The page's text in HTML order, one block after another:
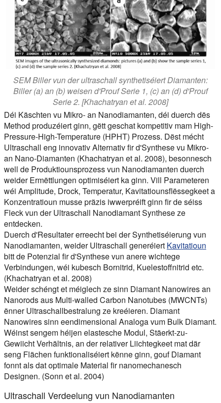
SEM Biller vun der ultraschall synthetiséiert Diamanten:
Biller (a) an (b) weisen d'Prouf Serie 1, (c) an (d) d'Prouf
Serie 2. [Khachatryan et al. 2008]
Déi Käschten vu Mikro- an Nanodiamanten, déi duerch dës
Method produzéiert ginn, gëtt geschat kompetitiv mam High-
Pressure-High-Temperature (HPHT) Prozess. Dëst mécht
Ultraschall eng innovativ Alternativ fir d'Synthese vu Mikro-
an Nano-Diamanten (Khachatryan et al. 2008), besonnesch
well de Produktiounsprozess vun Nanodiamanten duerch
weider Ermëttlungen optimiséiert ka ginn. Vill Parameteren
wéi Amplitude, Drock, Temperatur, Kavitatiounsflëssegkeet a
Konzentratioun musse präzis iwwerpréift ginn fir de séiss
Fleck vun der Ultraschall Nanodiamant Synthese ze
entdecken.
Duerch d'Resultater erreecht bei der Synthetiséierung vun
Nanodiamanten, weider Ultraschall generéiert Kavitatioun
bitt de Potenzial fir d'Synthese vun anere wichtege
Verbindungen, wéi kubesch Bornitrid, Kuelestoffnitrid etc.
(Khachatryan et al. 2008)
Weider schéngt et méiglech ze sinn Diamant Nanowires an
Nanorods aus Multi-walled Carbon Nanotubes (MWCNTs)
ënner Ultraschallbestralung ze kreéieren. Diamant
Nanowires sinn eendimensional Analoga vum Bulk Diamant.
Wéinst sengem héijen elastesche Modul, Stäerkt-zu-
Gewiicht Verhältnis, an der relativer Liichtegkeet mat där
seng Flächen funktionaliséiert kënne ginn, gouf Diamant
fonnt als dat optimale Material fir nanomechanesch
Designen. (Sonn et al. 2004)
Ultraschall Verdeelung vun Nanodiamanten